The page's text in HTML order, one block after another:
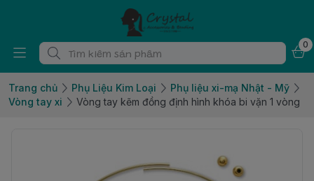
0
Trang chủ Phụ Liệu Kim Loại
Phụ liệu xi-mạ Nhật - Mỹ
Vòng tay xi
Vòng tay kẽm đồng định hình khóa bi vặn 1 vòng